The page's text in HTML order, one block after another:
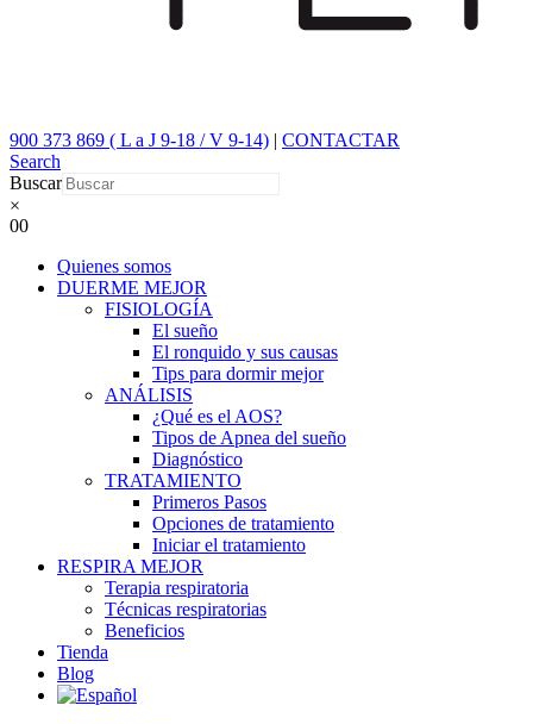
900 373 869 ( L a J 9-18 / V 9-14) | CONTACTAR
Search
Buscar
×
00
Quienes somos
DUERME MEJOR
FISIOLOGÍA
El sueño
El ronquido y sus causas
Tips para dormir mejor
ANÁLISIS
¿Qué es el AOS?
Tipos de Apnea del sueño
Diagnóstico
TRATAMIENTO
Primeros Pasos
Opciones de tratamiento
Iniciar el tratamiento
RESPIRA MEJOR
Terapia respiratoria
Técnicas respiratorias
Beneficios
Tienda
Blog